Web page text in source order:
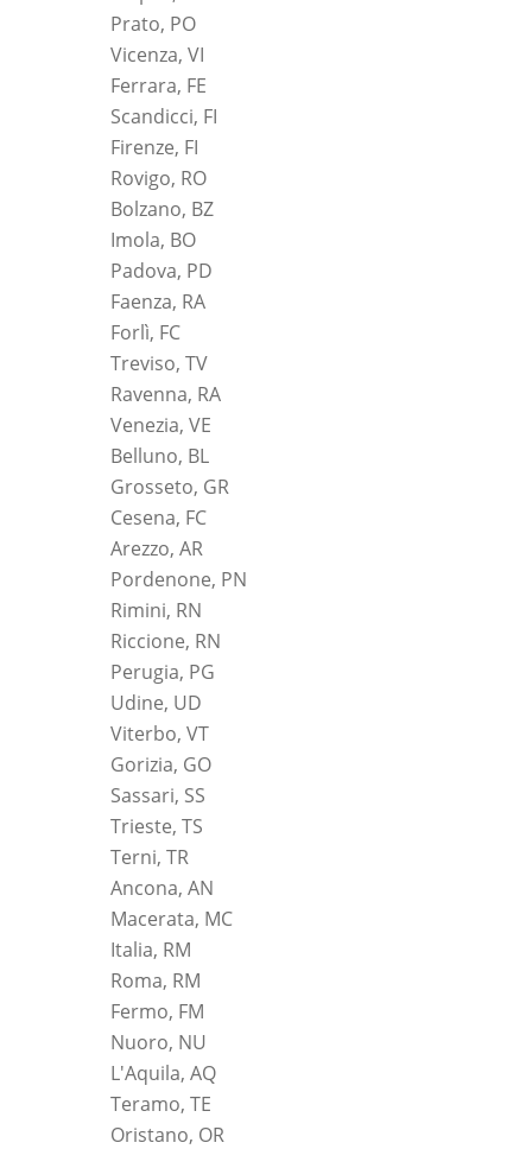
Prato, PO
Vicenza, VI
Ferrara, FE
Scandicci, FI
Firenze, FI
Rovigo, RO
Bolzano, BZ
Imola, BO
Padova, PD
Faenza, RA
Forlì, FC
Treviso, TV
Ravenna, RA
Venezia, VE
Belluno, BL
Grosseto, GR
Cesena, FC
Arezzo, AR
Pordenone, PN
Rimini, RN
Riccione, RN
Perugia, PG
Udine, UD
Viterbo, VT
Gorizia, GO
Sassari, SS
Trieste, TS
Terni, TR
Ancona, AN
Macerata, MC
Italia, RM
Roma, RM
Fermo, FM
Nuoro, NU
L'Aquila, AQ
Teramo, TE
Oristano, OR